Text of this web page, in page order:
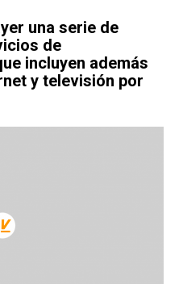
una serie de
de
incluyen además
y televisión por